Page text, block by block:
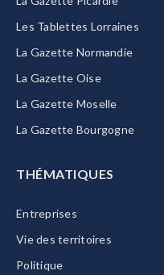
Les Tablettes Lorraines
La Gazette Normandie
La Gazette Oise
La Gazette Moselle
La Gazette Bourgogne
THÉMATIQUES
Entreprises
Vie des territoires
Politique